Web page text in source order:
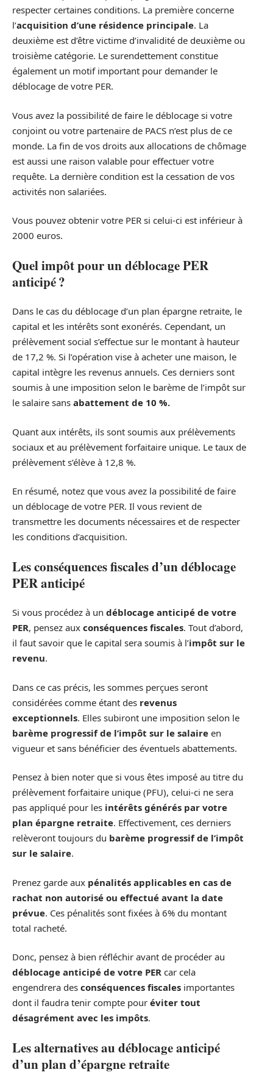
respecter certaines conditions. La première concerne
l’acquisition d’une résidence principale. La
deuxième est d’être victime d’invalidité de deuxième ou
troisième catégorie. Le surendettement constitue
également un motif important pour demander le
déblocage de votre PER.
Vous avez la possibilité de faire le déblocage si votre
conjoint ou votre partenaire de PACS n’est plus de ce
monde. La fin de vos droits aux allocations de chômage
est aussi une raison valable pour effectuer votre
requête. La dernière condition est la cessation de vos
activités non salariées.
Vous pouvez obtenir votre PER si celui-ci est inférieur à
2000 euros.
Quel impôt pour un déblocage PER
anticipé ?
Dans le cas du déblocage d’un plan épargne retraite, le
capital et les intérêts sont exonérés. Cependant, un
prélèvement social s’effectue sur le montant à hauteur
de 17,2 %. Si l’opération vise à acheter une maison, le
capital intègre les revenus annuels. Ces derniers sont
soumis à une imposition selon le barème de l’impôt sur
le salaire sans abattement de 10 %.
Quant aux intérêts, ils sont soumis aux prélèvements
sociaux et au prélèvement forfaitaire unique. Le taux de
prélèvement s’élève à 12,8 %.
En résumé, notez que vous avez la possibilité de faire
un déblocage de votre PER. Il vous revient de
transmettre les documents nécessaires et de respecter
les conditions d’acquisition.
Les conséquences fiscales d’un déblocage
PER anticipé
Si vous procédez à un déblocage anticipé de votre
PER, pensez aux conséquences fiscales. Tout d’abord,
il faut savoir que le capital sera soumis à l’impôt sur le
revenu.
Dans ce cas précis, les sommes perçues seront
considérées comme étant des revenus
exceptionnels. Elles subiront une imposition selon le
barème progressif de l’impôt sur le salaire en
vigueur et sans bénéficier des éventuels abattements.
Pensez à bien noter que si vous êtes imposé au titre du
prélèvement forfaitaire unique (PFU), celui-ci ne sera
pas appliqué pour les intérêts générés par votre
plan épargne retraite. Effectivement, ces derniers
relèveront toujours du barème progressif de l’impôt
sur le salaire.
Prenez garde aux pénalités applicables en cas de
rachat non autorisé ou effectué avant la date
prévue. Ces pénalités sont fixées à 6% du montant
total racheté.
Donc, pensez à bien réfléchir avant de procéder au
déblocage anticipé de votre PER car cela
engendrera des conséquences fiscales importantes
dont il faudra tenir compte pour éviter tout
désagrément avec les impôts.
Les alternatives au déblocage anticipé
d’un plan d’épargne retraite